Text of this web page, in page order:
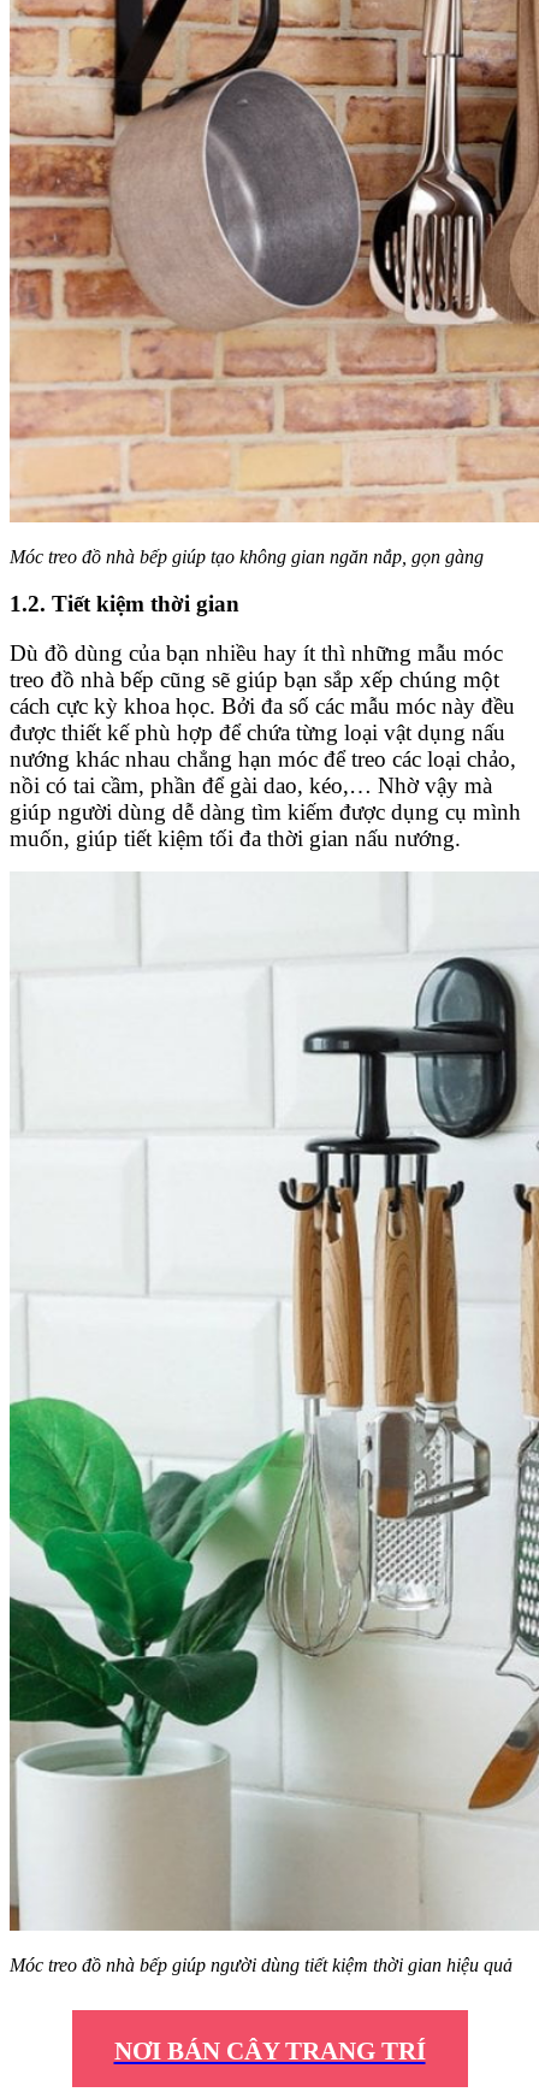
Móc treo đồ nhà bếp giúp tạo không gian ngăn nắp, gọn gàng
1.2. Tiết kiệm thời gian
Dù đồ dùng của bạn nhiều hay ít thì những mẫu móc
treo đồ nhà bếp cũng sẽ giúp bạn sắp xếp chúng một
cách cực kỳ khoa học. Bởi đa số các mẫu móc này đều
được thiết kế phù hợp để chứa từng loại vật dụng nấu
nướng khác nhau chẳng hạn móc để treo các loại chảo,
nồi có tai cầm, phần để gài dao, kéo,… Nhờ vậy mà
giúp người dùng dễ dàng tìm kiếm được dụng cụ mình
muốn, giúp tiết kiệm tối đa thời gian nấu nướng.
Móc treo đồ nhà bếp giúp người dùng tiết kiệm thời gian hiệu quả
NƠI BÁN CÂY TRANG TRÍ